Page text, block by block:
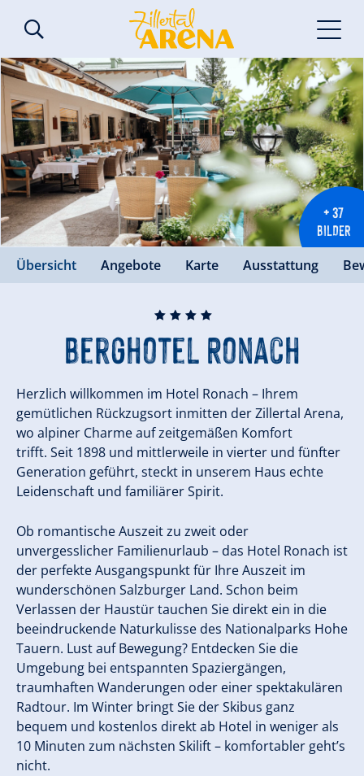
+ 37
BILDER
Übersicht Angebote Karte Ausstattung
🞙 🞙 🞙 🞙
Berghotel Ronach
Herzlich willkommen im Hotel Ronach – Ihrem
gemütlichen Rückzugsort inmitten der Zillertal Arena,
wo alpiner Charme auf zeitgemäßen Komfort
trifft. Seit 1898 und mittlerweile in vierter und fünfter
Generation geführt, steckt in unserem Haus echte
Leidenschaft und familiärer Spirit.
Ob romantische Auszeit zu zweit oder
unvergesslicher Familienurlaub – das Hotel Ronach ist
der perfekte Ausgangspunkt für Ihre Auszeit im
wunderschönen Salzburger Land. Schon beim
Verlassen der Haustür tauchen Sie direkt ein in die
beeindruckende Naturkulisse des Nationalparks Hohe
Tauern. Lust auf Bewegung? Entdecken Sie die
Umgebung bei entspannten Spaziergängen,
traumhaften Wanderungen oder einer spektakulären
Radtour. Im Winter bringt Sie der Skibus ganz
bequem und kostenlos direkt ab Hotel in weniger als
10 Minuten zum nächsten Skilift – komfortabler geht’s
nicht.